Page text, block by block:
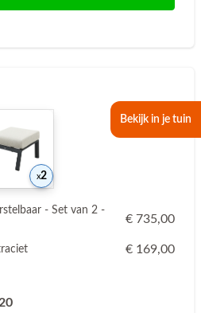
Bekijk in je tuin
Product NTEzMg== 6a784978b2c4b
2
- Set van 2 -
€ 735,00
€ 169,00